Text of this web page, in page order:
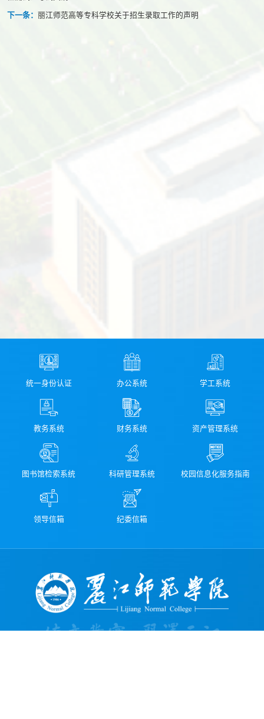
下一条： 丽江师范高等专科学校关于招生录取工作的声明
统一身份认证 办公系统 学工系统
教务系统 财务系统 资产管理系统
图书馆检索系统 科研管理系统 校园信息化服务指南
领导信箱 纪委信箱